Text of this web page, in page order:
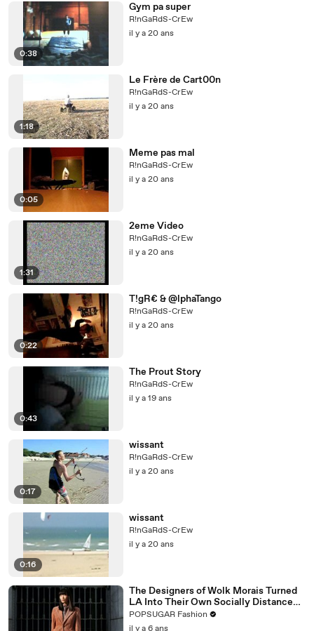
0:38
Gym pa super
R!nGaRdS-CrEw
il y a 20 ans
1:18
Le Frère de Cart00n
R!nGaRdS-CrEw
il y a 20 ans
0:05
Meme pas mal
R!nGaRdS-CrEw
il y a 20 ans
1:31
2eme Video
R!nGaRdS-CrEw
il y a 20 ans
0:22
T!gR€ & @lphaTango
R!nGaRdS-CrEw
il y a 20 ans
0:43
The Prout Story
R!nGaRdS-CrEw
il y a 19 ans
0:17
wissant
R!nGaRdS-CrEw
il y a 20 ans
0:16
wissant
R!nGaRdS-CrEw
il y a 20 ans
The Designers of Wolk Morais Turned
LA Into Their Own Socially Distanced
Runway
POPSUGAR Fashion